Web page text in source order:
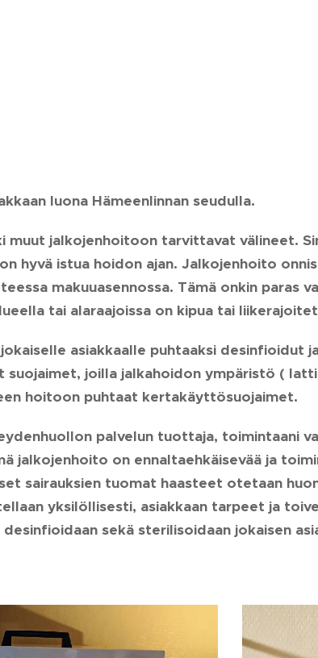
luona Hämeenlinnan seudulla.
muut jalkojenhoitoon tarvittavat välineet.
hyvä istua hoidon ajan. Jalkojenhoito
makuuasennossa. Tämä onkin paras
tai alaraajoissa on kipua tai
jokaiselle asiakkaalle puhtaaksi desinfioidut
joilla jalkahoidon ympäristö (
hoitoon puhtaat kertakäyttösuojaimet.
palvelun tuottaja, toimintaani
jalkojenhoito on ennaltaehkäisevää ja
sairauksien tuomat haasteet otetaan
yksilöllisesti, asiakkaan tarpeet ja
sekä sterilisoidaan jokaisen